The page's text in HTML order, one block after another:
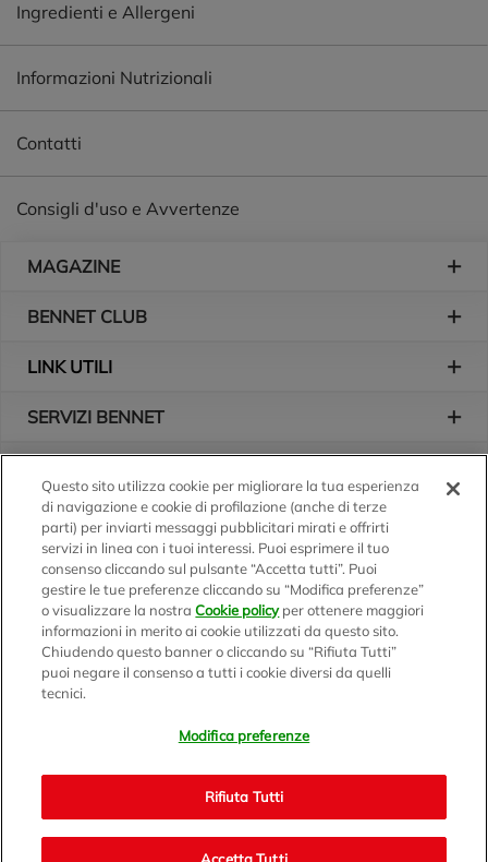
Ingredienti e Allergeni
Informazioni Nutrizionali
Contatti
Consigli d'uso e Avvertenze
MAGAZINE
BENNET CLUB
LINK UTILI
SERVIZI BENNET
Logo Bennet
Seguici sui nostri canali
Scarica l'app
Sede Amministrativa e Commerciale: Via Enzo Ratti, 2 - 22070
Monza Brianza e Lodi 07071700152 - REA MI 1137002 -
Questo sito utilizza cookie per migliorare la tua esperienza
di navigazione e cookie di profilazione (anche di terze
parti) per inviarti messaggi pubblicitari mirati e offrirti
servizi in linea con i tuoi interessi. Puoi esprimere il tuo
consenso cliccando sul pulsante “Accetta tutti”. Puoi
gestire le tue preferenze cliccando su “Modifica preferenze”
o visualizzare la nostraCookie policyper ottenere maggiori
informazioni in merito ai cookie utilizzati da questo sito.
Chiudendo questo banner o cliccando su “Rifiuta Tutti”
puoi negare il consenso a tutti i cookie diversi da quelli
tecnici.
Modifica preferenze
Rifiuta Tutti